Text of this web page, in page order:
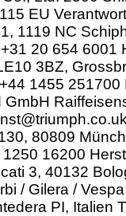
EU
1119 NC
20 654 6001
3BZ,
1455
80809
16200
3, 40132
/ Gilera /
PI, Italien